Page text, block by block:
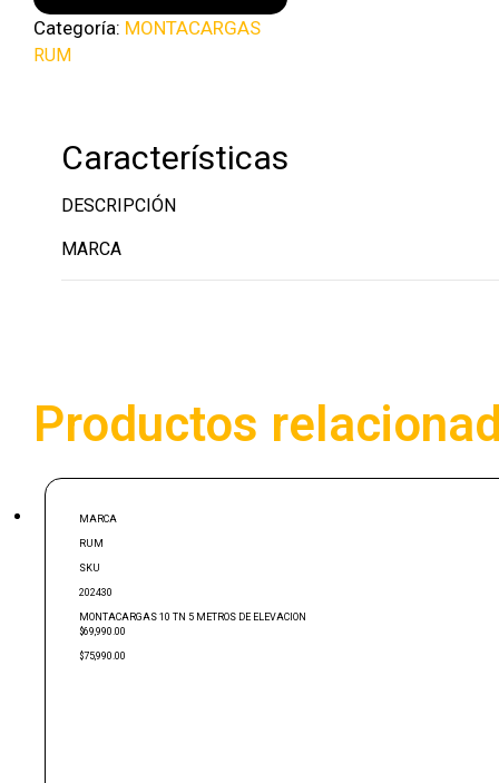
Categoría: MONTACARGAS
RUM
Características
DESCRIPCIÓN
MARCA
Productos
MARCA
RUM
SKU
202430
MONTACARGAS 10 TN 5 METROS DE ELEVACION
$69,990.00
$75,990.00